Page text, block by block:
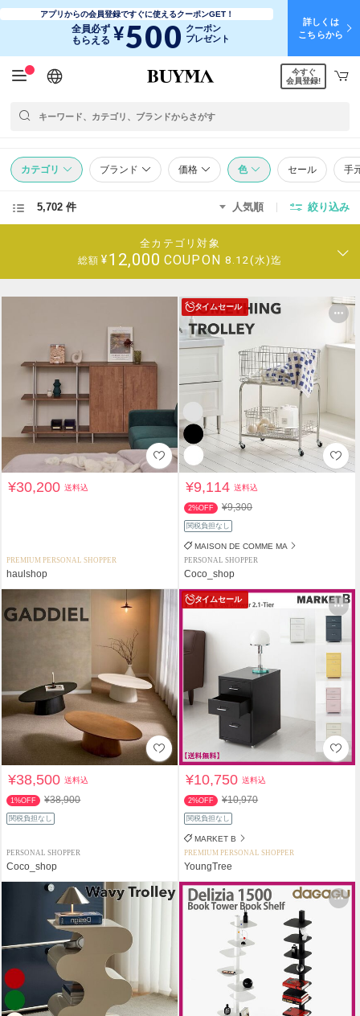
アプリからの会員登録ですぐに使えるクーポンGET！
全員必ず
もらえる ¥500 クーポン
プレゼント
詳しくは
こちらから
日本語
English
简体中文
繁體中文
今すぐ
会員登録!
カテゴリ ブランド 価格 色 セール 手
5,702 件 人気順 絞り込み
全カテゴリ対象
総額 ¥12,000 COUPON 8.12(水)迄
¥30,200送料込
PREMIUM PERSONAL SHOPPER
haulshop
タイムセール
¥9,114送料込
2%OFF ¥9,300
関税負担なし
MAISON DE COMME MA
PERSONAL SHOPPER
Coco_shop
¥38,500送料込
1%OFF ¥38,900
関税負担なし
PERSONAL SHOPPER
Coco_shop
タイムセール
¥10,750送料込
2%OFF ¥10,970
関税負担なし
MARKET B
PREMIUM PERSONAL SHOPPER
YoungTree